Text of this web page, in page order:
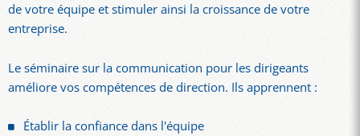
de votre équipe et stimuler ainsi la croissance de votre
entreprise.
Le séminaire sur la communication pour les dirigeants
améliore vos compétences de direction. Ils apprennent :
Établir la confiance dans l'équipe